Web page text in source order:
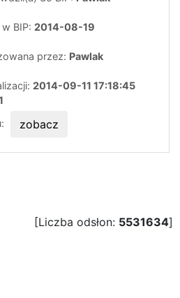
BIP: 2014-08-19
przez: Pawlak
2014-09-11 17:18:45
zobacz
[Liczba odsłon: 5531634]